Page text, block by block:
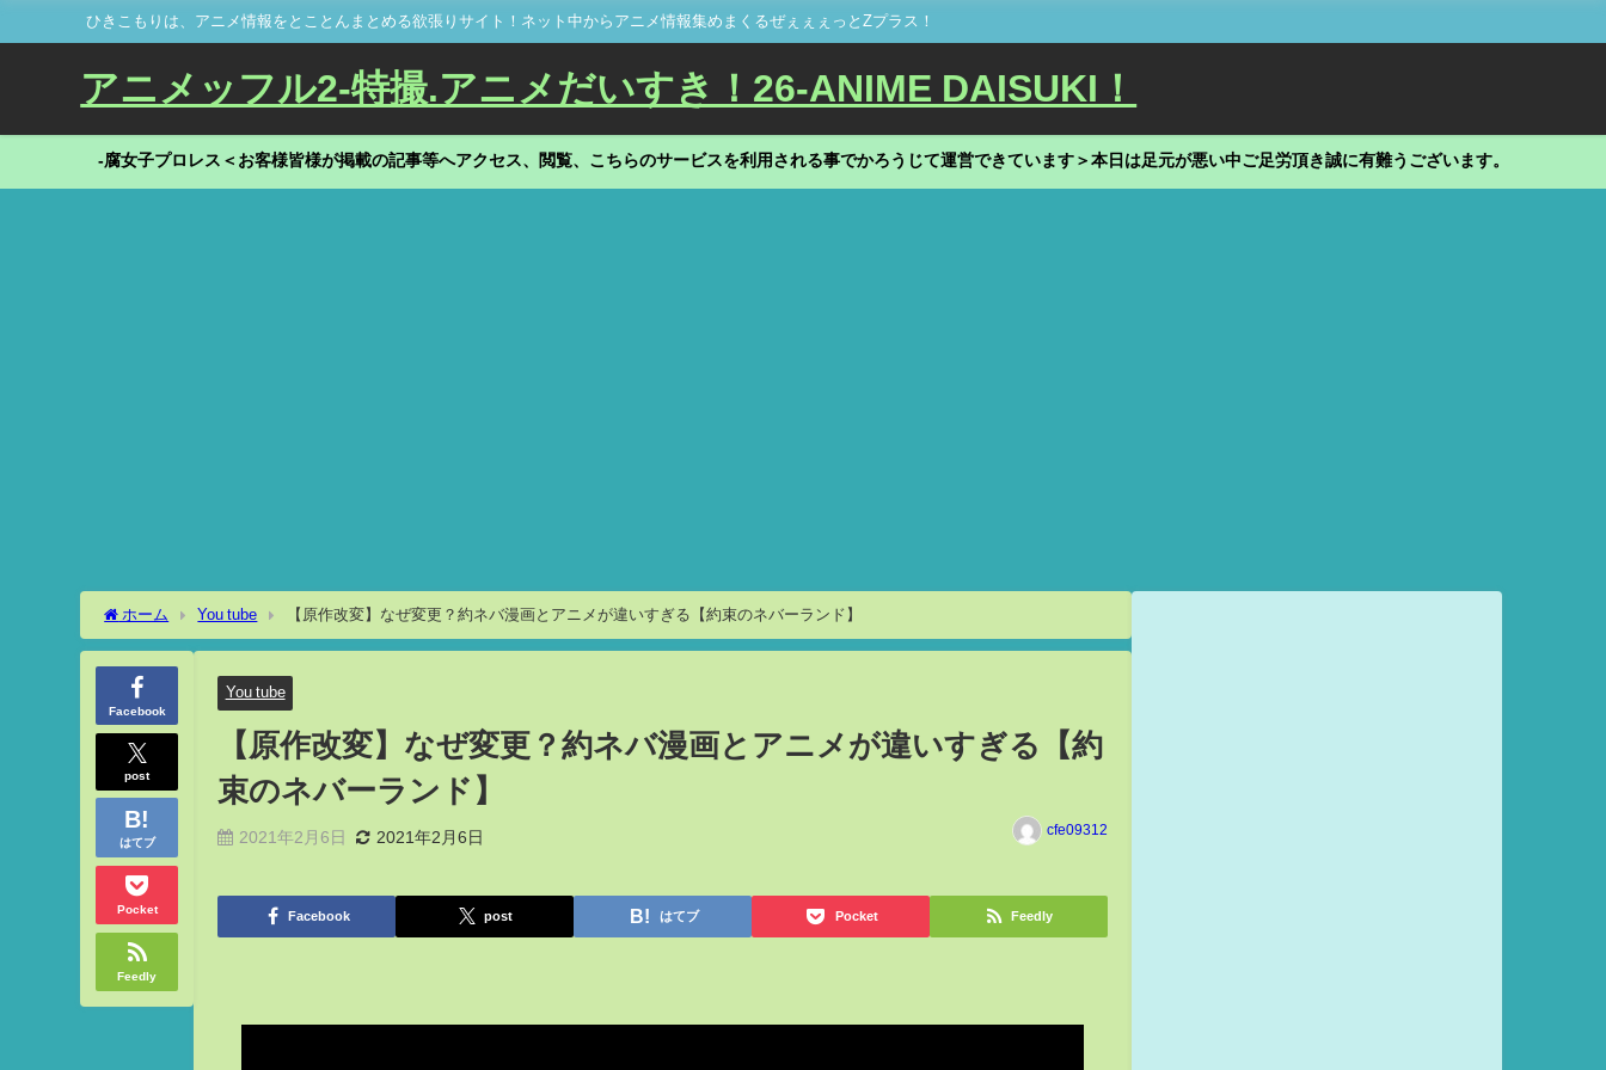
ひきこもりは、アニメ情報をとことんまとめる欲張りサイト！ネット中からアニメ情報集めまくるぜぇぇぇっとZプラス！
アニメッフル2-特撮.アニメだいすき！26-ANIME DAISUKI！
-腐女子プロレス＜お客様皆様が掲載の記事等へアクセス、閲覧、こちらのサービスを利用される事でかろうじて運営できています＞本日は足元が悪い中ご足労頂き誠に有難うございます。
ホーム You tube 【原作改変】なぜ変更？約ネバ漫画とアニメが違いすぎる【約束のネバーランド】
Facebook
post
はてブ
Pocket
Feedly
You tube
【原作改変】なぜ変更？約ネバ漫画とアニメが違いすぎる【約
束のネバーランド】
2021年2月6日 2021年2月6日 cfe09312
Facebook post はてブ Pocket Feedly